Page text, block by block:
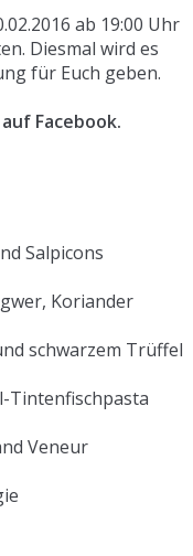
ab 19:00 Uhr
Diesmal wird es
für Euch geben.
Facebook.
Salpicons
Koriander
schwarzem Trüffel
Tintenfischpasta
Veneur